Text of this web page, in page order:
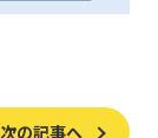
次の記事へ